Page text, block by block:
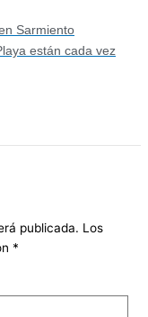
Sarmiento
están cada vez
publicada. Los
*